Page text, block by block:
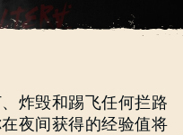
炸毁和踢飞任何拦路
夜间获得的经验值将